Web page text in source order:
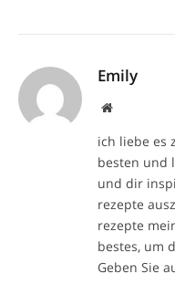
Emily
Website
ich liebe es
besten und
und dir
rezepte
rezepte
bestes, um
Geben Sie